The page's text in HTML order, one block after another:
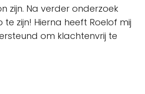
zijn. Na verder onderzoek
te zijn! Hierna heeft Roelof mij
om klachtenvrij te